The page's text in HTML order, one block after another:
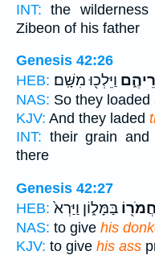
INT: the
Zibeon of his father
Genesis 42:26
HEB: וַיֵּלְכ֖וּ מִשָּֽׁם׃
NAS: So they loaded
KJV: And they laded
INT: their grain and
there
Genesis 42:27
HEB: בַּמָּל֑וֹן וַיַּרְא֙
NAS: to give his
KJV: to give his ass